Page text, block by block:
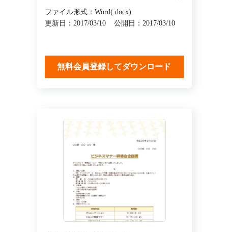
ファイル形式：Word(.docx)
更新日：2017/03/10
公開日：2017/03/10
無料会員登録してダウンロード